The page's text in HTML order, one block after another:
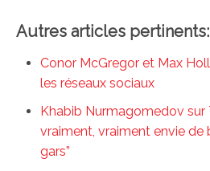
Autres articles pertinents:
Conor McGregor et Max
les réseaux sociaux
Khabib Nurmagomedov sur
vraiment, vraiment envie de
gars”